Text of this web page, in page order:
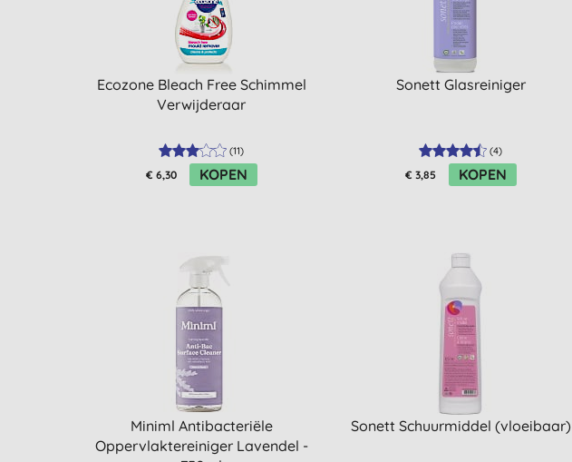
Ecozone Bleach Free Schimmel
Verwijderaar
(11)
€ 6,30 KOPEN
Sonett Glasreiniger
(4)
€ 3,85 KOPEN
Miniml Antibacteriële
Oppervlaktereiniger Lavendel -
Sonett Schuurmiddel (vloeibaar)